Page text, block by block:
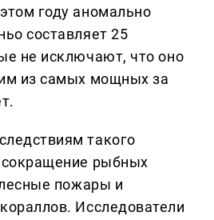
году аномально
составляет 25
не исключают, что оно
из самых мощных за
такого
сокращение рыбных
пожары и
Исследователи